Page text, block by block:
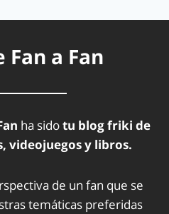
Fan a Fan
ha sidotu blog friki de
videojuegos y libros.
de un fan que se
temáticas preferidas